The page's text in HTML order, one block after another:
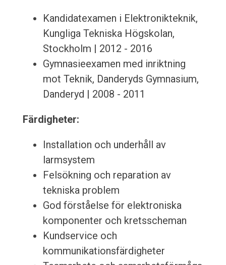
Kandidatexamen i Elektronikteknik,
Kungliga Tekniska Högskolan,
Stockholm | 2012 - 2016
Gymnasieexamen med inriktning
mot Teknik, Danderyds Gymnasium,
Danderyd | 2008 - 2011
Färdigheter:
Installation och underhåll av
larmsystem
Felsökning och reparation av
tekniska problem
God förståelse för elektroniska
komponenter och kretsscheman
Kundservice och
kommunikationsfärdigheter